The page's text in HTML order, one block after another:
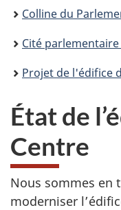
Colline du
Cité parlementaire
Projet de l'édifice
État de
Centre
Nous sommes en
moderniser